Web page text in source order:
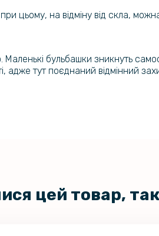
цьому, на відміну від скла,
Маленькі бульбашки зникнуть
адже тут поєднаний відмінний
цей товар,